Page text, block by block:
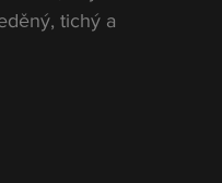
tichý a